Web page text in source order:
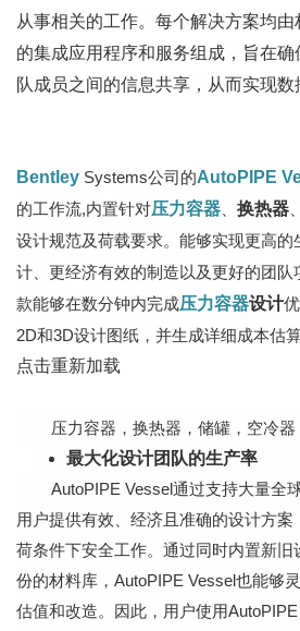
从事相关的工作。每个解决方案均
的集成应用程序和服务组成，旨在确
队成员之间的信息共享，从而实现数
Bentley Systems公司的AutoPIPE
的工作流,内置针对压力容器 换热器
设计规范及荷载要求。能够实现更高
计、更经济有效的制造以及更好的团队
款能够在数分钟内完成压力容器设计
2D和3D设计图纸，并生成详细成本估
点击重新加载
压力容器，换热器，储罐，空冷
最大化设计团队的生产率
AutoPIPE Vessel通过支持大量全
用户提供有效、经济且准确的设计方
荷条件下安全工作。通过同时内置新
份的材料库，AutoPIPE Vessel也能够
估值和改造。因此，用户使用